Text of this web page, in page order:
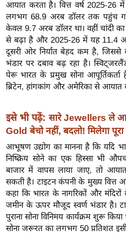
बे
मि
सा
ल
श
ख्सि
यं
ग
इं
डि
या
सा
हि
त्य
ज
आयात करता है। वित्त वर्ष 2025-
लगभग 68.9 अरब डॉलर तक पहुंच
केवल 9.7 अरब डॉलर था। वहीं चांदी
से बढ़ा है और 2025-26 में यह 11.4
दूसरी ओर निर्यात बेहद कम है, जिससे
भंडार पर दबाव बढ़ रहा है।
पेरू भारत के प्रमुख सोना
ब्रिटेन, हांगकांग और अमेरिका से आयात
इसे भी पढ़ें: सारे Jewellers ले
Gold बेचो नहीं, बदलो! मिलेगा पूरा
आभूषण उद्योग का मानना है कि यदि
निष्क्रिय सोने का एक हिस्सा भी
बाजार में वापस लाया जाए, तो
सकती है। टाइटन कंपनी के मुख्य वित्त
कहा कि भारत के नागरिकों और
जमीन के ऊपर मौजूद स्वर्ण भंडार है।
पुराना सोना विनिमय कार्यक्रम शुरू
सोना जरूरत का लगभग 50 प्रतिशत इसी